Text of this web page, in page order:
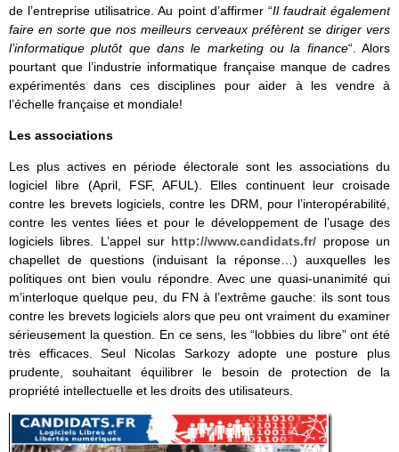
de l’entreprise utilisatrice. Au point d’affirmer “Il faudrait également
faire en sorte que nos meilleurs cerveaux préfèrent se diriger vers
l’informatique plutôt que dans le marketing ou la finance“. Alors
pourtant que l’industrie informatique française manque de cadres
expérimentés dans ces disciplines pour aider à les vendre à
l’échelle française et mondiale!
Les associations
Les plus actives en période électorale sont les associations du
logiciel libre (April, FSF, AFUL). Elles continuent leur croisade
contre les brevets logiciels, contre les DRM, pour l’interopérabilité,
contre les ventes liées et pour le développement de l’usage des
logiciels libres. L’appel sur http://www.candidats.fr/ propose un
chapellet de questions (induisant la réponse…) auxquelles les
politiques ont bien voulu répondre. Avec une quasi-unanimité qui
m’interloque quelque peu, du FN à l’extrême gauche: ils sont tous
contre les brevets logiciels alors que peu ont vraiment du examiner
sérieusement la question. En ce sens, les “lobbies du libre” ont été
très efficaces. Seul Nicolas Sarkozy adopte une posture plus
prudente, souhaitant équilibrer le besoin de protection de la
propriété intellectuelle et les droits des utilisateurs.